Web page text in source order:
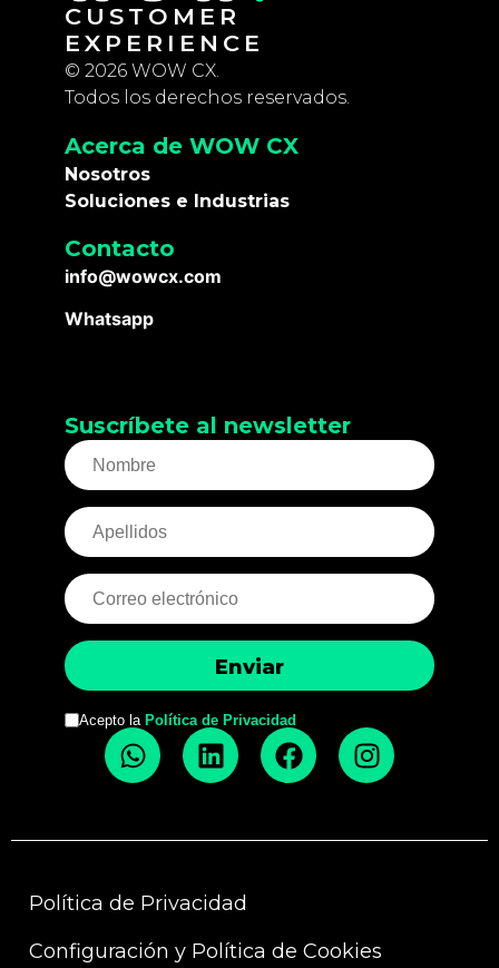
CUSTOMER
EXPERIENCE
© 2026 WOW CX.
Todos los derechos reservados.
Acerca de WOW CX
Nosotros
Soluciones e Industrias
Contacto
info@wowcx.com
Whatsapp
Suscríbete al newsletter
Acepto la Política de Privacidad
Política de Privacidad
Configuración y Política de Cookies